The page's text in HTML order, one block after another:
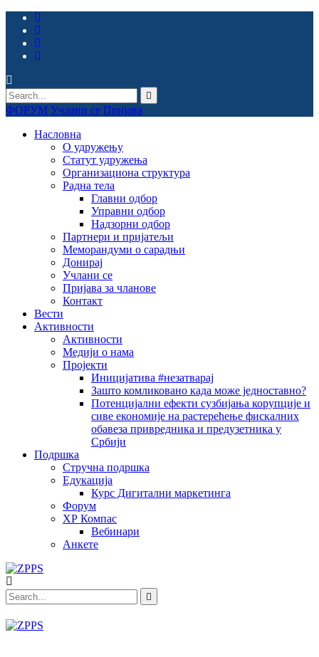
ФОРУМ Учлани се Пријава
Насловна
О удружењу
Статут удружења
Организациона структура
Радна тела
Главни одбор
Управни одбор
Надзорни одбор
Партнери и пријатељи
Меморандуми о сарадњи
Донирај
Учлани се
Пријава за чланове
Контакт
Вести
Активности
Активности
Медији о нама
Пројекти
Иницијатива #незатварај
Зашто комликовано када може једноставно?
Потенцијални ефекти сузбијања корупције и
сиве економије на растерећење фискалних
обавеза привредника и предузетника у
Србији
Подршка
Стручна подршка
Едукација
Курс Дигитални маркетинга
Форум
ХР Компас
Вебинари
Анкете